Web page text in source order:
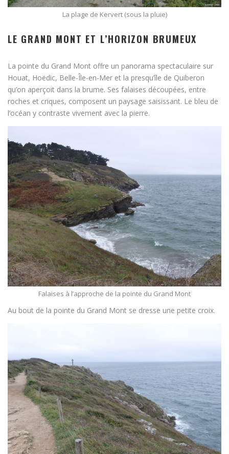
La plage de Kervert (sous la pluie)
LE GRAND MONT ET L’HORIZON BRUMEUX
La pointe du Grand Mont offre un panorama spectaculaire sur
Houat, Hoëdic, Belle-Île-en-Mer et la presqu’île de Quiberon
qu’on aperçoit dans la brume. Ses falaises découpées, entre
roches et criques, composent un paysage saisissant. Le bleu de
l’océan y contraste vivement avec la pierre.
Falaises à l’approche de la pointe du Grand Mont
Au bout de la pointe du Grand Mont se dresse une petite croix.